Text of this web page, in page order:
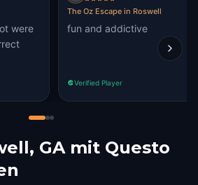
were
The Oz Escape in Roswell
fun and addictive
Verified Player
GA mit Questo